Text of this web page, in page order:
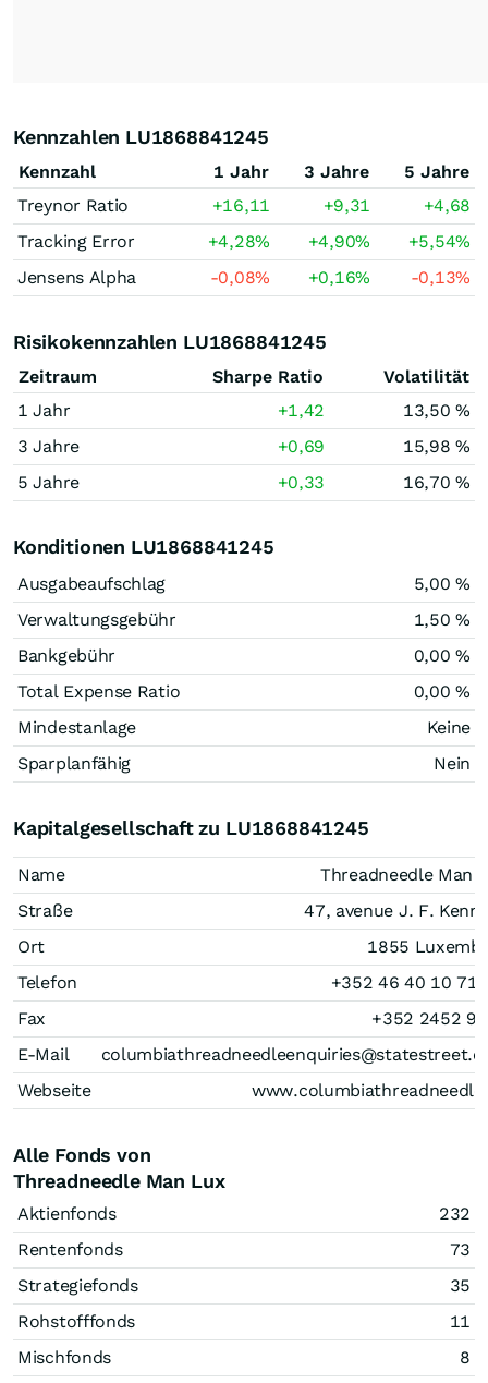
Kennzahlen LU1868841245
Kennzahl 1 Jahr 3 Jahre
5 Jahre
Treynor Ratio
+16,11 +9,31
+4,68
Tracking Error
+4,28% +4,90% +5,54%
Jensens Alpha
-0,08% +0,16% -0,13%
Risikokennzahlen LU1868841245
Zeitraum Sharpe Ratio
Volatilität
1 Jahr
+1,42
13,50 %
3 Jahre
+0,69
15,98 %
5 Jahre
+0,33 16,70 %
Konditionen LU1868841245
Ausgabeaufschlag
5,00 %
Verwaltungsgebühr
1,50 %
Bankgebühr
0,00 %
Total Expense Ratio
0,00 %
Mindestanlage
Keine
Sparplanfähig
Nein
Kapitalgesellschaft zu LU1868841245
Name
Threadneedle Man
Straße
47, avenue J. F.
Ort
1855
Telefon
+352 46 40 10
Fax
+352 2452
E-Mail
Webseite
Alle Fonds von
Threadneedle Man Lux
Aktienfonds
232
Rentenfonds
73
Strategiefonds
35
Rohstofffonds
11
Mischfonds
8